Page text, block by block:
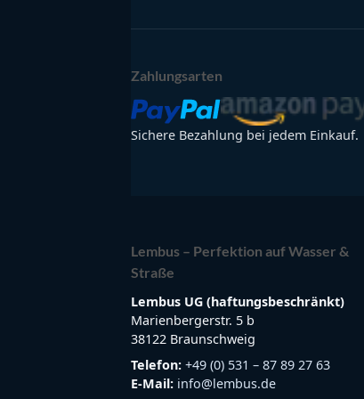
Zahlungsarten
Sichere Bezahlung bei jedem Einkauf.
Lembus – Perfektion auf Wasser &
Straße
Lembus UG (haftungsbeschränkt)
Marienbergerstr. 5 b
38122 Braunschweig
Telefon: +49 (0) 531 – 87 89 27 63
E-Mail: info@lembus.de